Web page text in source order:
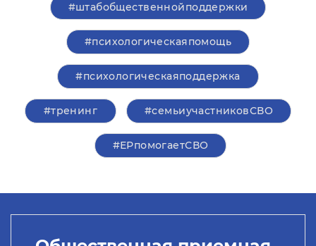
#штабобщественнойподдержки
#психологическаяпомощь
#психологическаяподдержка
#тренинг #семьиучастниковСВО
#ЕРпомогаетСВО